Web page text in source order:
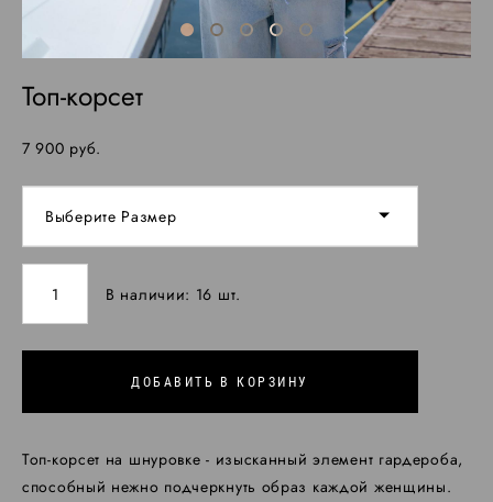
Топ-корсет
7 900 pуб.
Выберите Размер
В наличии: 16 шт.
ДОБАВИТЬ В КОРЗИНУ
Топ-корсет на шнуровке - изысканный элемент гардероба,
способный нежно подчеркнуть образ каждой женщины.